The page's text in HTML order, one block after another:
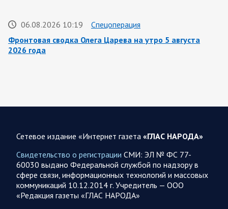
06.08.2026 10:19
Спецоперация
Фронтовая сводка Олега Царева на утро 5 августа
2026 года
Украинские террористы продолжают убивать мирное
население приграничных районов. Данные на 6 августа
За прошедшие сутки армия трусов и убийц, будучи не в
силах ничего противопоставить на поле боя, атаковала
гражданское население Белгородской…
Сетевое издание «Интернет газета «ГЛАС НАРОДА»
Свидетельство о регистрации СМИ: ЭЛ № ФС 77-
60030 выдано Федеральной службой по надзору в
сфере связи, информационных технологий и массовых
коммуникаций 10.12.2014 г. Учредитель — ООО
«Редакция газеты «ГЛАС НАРОДА»